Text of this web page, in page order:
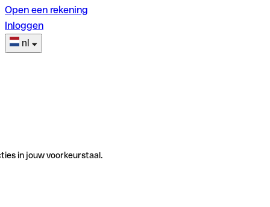
Open een rekening
Inloggen
nl
in jouw voorkeurstaal.